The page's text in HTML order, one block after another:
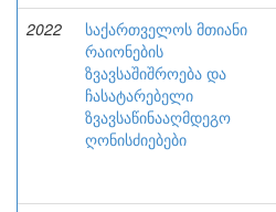
2022
საქართველოს მთიანი
რაიონების
ზვავსაშიშროება და
ჩასატარებელი
ზვავსაწინააღმდეგო
ღონისძიებები